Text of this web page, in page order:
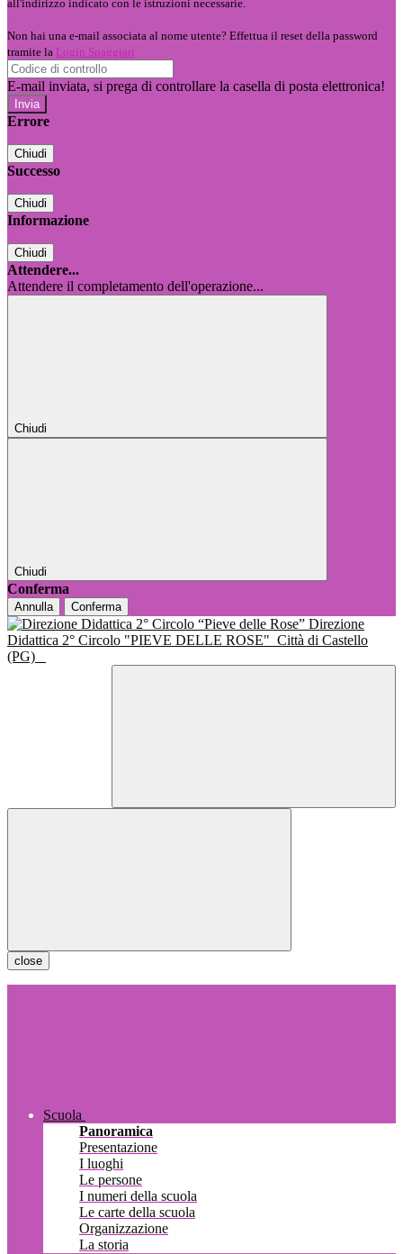
all'indirizzo indicato con le istruzioni necessarie.
Non hai una e-mail associata al nome utente? Effettua il reset della password
tramite la Login Spaggiari
E-mail inviata, si prega di controllare la casella di posta elettronica!
Errore
Chiudi
Successo
Chiudi
Informazione
Chiudi
Attendere...
Attendere il completamento dell'operazione...
Chiudi
Chiudi
Conferma
Annulla Conferma
Direzione
Didattica 2° Circolo "PIEVE DELLE ROSE" Città di Castello
(PG)
close
Scuola
Panoramica
Presentazione
I luoghi
Le persone
I numeri della scuola
Le carte della scuola
Organizzazione
La storia